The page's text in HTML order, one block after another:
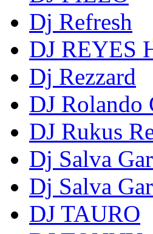
Dj Refresh
DJ REYES
Dj Rezzard
DJ Rolando
DJ Rukus
Dj Salva
Dj Salva
DJ TAURO